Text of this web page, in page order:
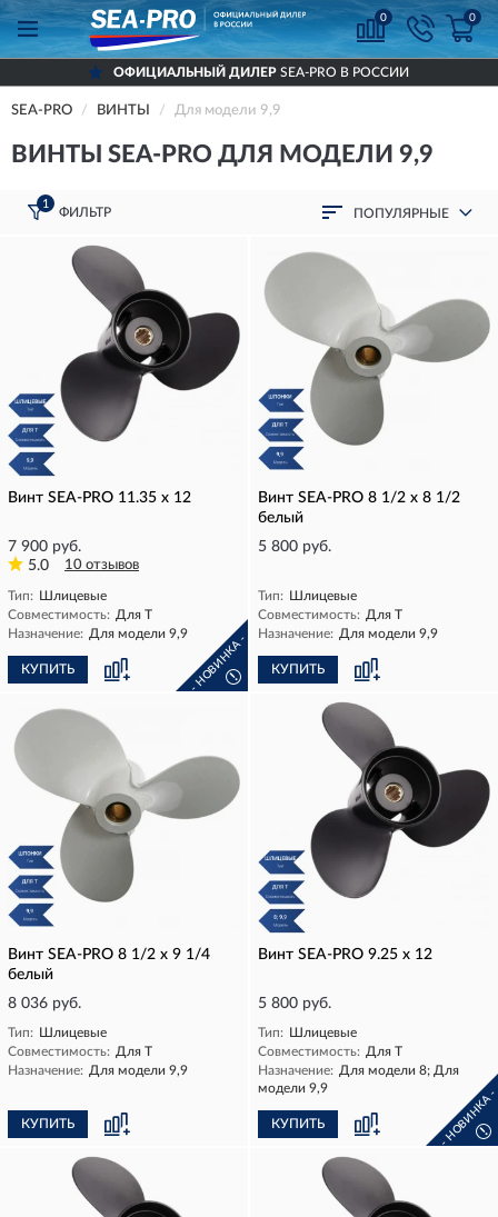
0 0
ОФИЦИАЛЬНЫЙ ДИЛЕРSEA-PRO В РОССИИ
SEA-PRO ВИНТЫ Для модели 9,9
ВИНТЫ SEA-PRO ДЛЯ МОДЕЛИ 9,9
1
ФИЛЬТР ПОПУЛЯРНЫЕ
Винт SEA-PRO 11.35 х 12
7 900 руб.
5.0
10 отзывов
Тип: Шлицевые
Совместимость: Для T
Назначение: Для модели 9,9
КУПИТЬ - НОВИНКА -
!
Винт SEA-PRO 8 1/2 х 8 1/2
белый
5 800 руб.
Тип: Шлицевые
Совместимость: Для T
Назначение: Для модели 9,9
КУПИТЬ
Винт SEA-PRO 8 1/2 х 9 1/4
белый
8 036 руб.
Тип: Шлицевые
Совместимость: Для T
Назначение: Для модели 9,9
КУПИТЬ
Винт SEA-PRO 9.25 х 12
5 800 руб.
Тип: Шлицевые
Совместимость: Для T
Назначение: Для модели 8; Для
модели 9,9
КУПИТЬ - НОВИНКА -
!